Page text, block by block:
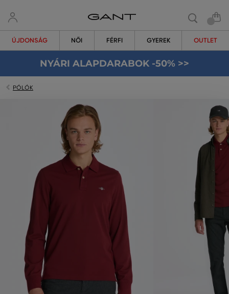
ÚJDONSÁG NŐI FÉRFI GYEREK OUTLET
NYÁRI ALAPDARABOK -50% >>
PÓLÓK